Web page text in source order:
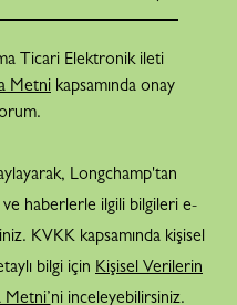
Ticari Elektronik ileti
Metni kapsamında onay
Longchamp'tan
haberlerle ilgili bilgileri e-
KVKK kapsamında kişisel
bilgi için Kişisel Verilerin
Metni’ni inceleyebilirsiniz.